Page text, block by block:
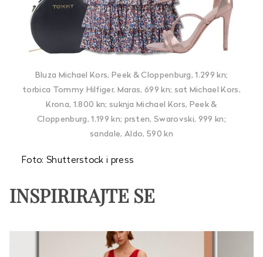
Bluza Michael Kors, Peek & Cloppenburg, 1.299 kn;
torbica Tommy Hilfiger, Maras, 699 kn; sat Michael Kors,
Krona, 1.800 kn; suknja Michael Kors, Peek &
Cloppenburg, 1.199 kn; prsten, Swarovski, 999 kn;
sandale, Aldo, 590 kn
Foto: Shutterstock i press
INSPIRIRAJTE SE